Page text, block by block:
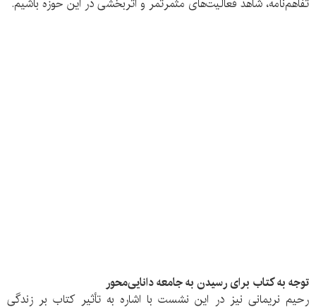
تفاهم‌نامه، شاهد فعالیت‌های مثمرثمر و اثربخشی در این حوزه باشیم.
توجه به کتاب برای رسیدن به جامعه دانایی‌محور
رحیم نریمانی نیز در این نشست با اشاره به تأثیر کتاب بر زندگی